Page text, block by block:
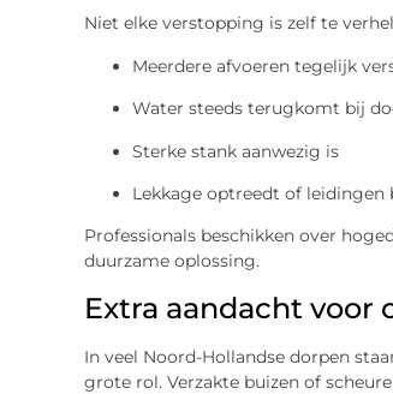
Niet elke verstopping is zelf te
Meerdere afvoeren tegelijk
Water steeds terugkomt bij
Sterke stank aanwezig is
Lekkage optreedt of leidingen
Professionals beschikken over
duurzame oplossing.
Extra aandacht voor
In veel Noord-Hollandse dorpen
grote rol. Verzakte buizen of